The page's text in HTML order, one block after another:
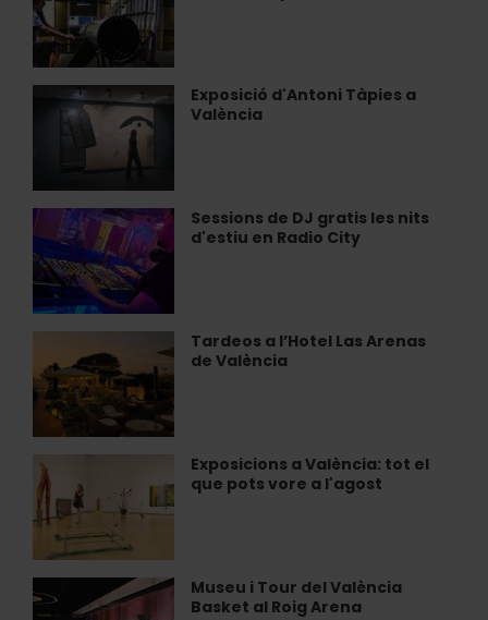
València
i
Matemàtiques»
a
València
Exposició d'Antoni Tàpies a
València
Exposició
d'Antoni
València
Sessions de DJ gratis les nits
d'estiu en Radio City
Sessions
de
DJ
gratis
les
nits
d'estiu
en
Radio
City
Tardeos a l’Hotel Las Arenas
de València
l’Hotel
Las
Arenas
de
València
Exposicions a València: tot el
que pots vore a l'agost
Exposicions
a
València:
tot
el
que
pots
Museu i Tour del València
Basket al Roig Arena
Museu